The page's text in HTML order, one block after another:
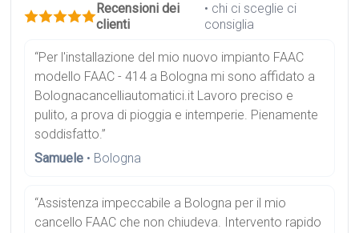
Recensioni dei
clienti
• chi ci sceglie ci
consiglia
“Per l'installazione del mio nuovo impianto FAAC
modello FAAC - 414 a Bologna mi sono affidato a
Bolognacancelliautomatici.it Lavoro preciso e
pulito, a prova di pioggia e intemperie. Pienamente
soddisfatto.”
Samuele • Bologna
“Assistenza impeccabile a Bologna per il mio
cancello FAAC che non chiudeva. Intervento rapido